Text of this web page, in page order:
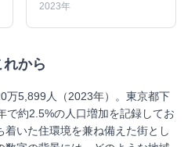
2023年
から
万5,899人（2023年）。東京都下
で約2.5%の人口増加を記録してお
着いた住環境を兼ね備えた街とし